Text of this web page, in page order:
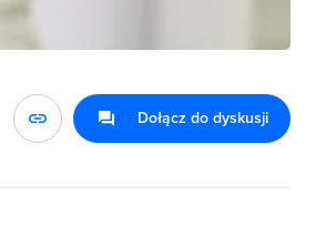
Dołącz do dyskusji